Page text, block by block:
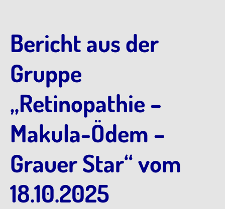
Bericht aus der
Gruppe
„Retinopathie –
Makula-Ödem –
Grauer Star“ vom
18.10.2025